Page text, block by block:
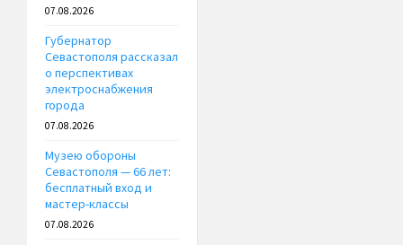
07.08.2026
Губернатор
Севастополя рассказал
о перспективах
электроснабжения
города
07.08.2026
Музею обороны
Севастополя — 66 лет:
бесплатный вход и
мастер-классы
07.08.2026